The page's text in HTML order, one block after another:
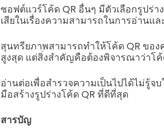
ซอฟต์แวร์โค้ด QR อื่นๆ มีตัวเลือกรูปร่
เสียในเรื่องความสามารถในการอ่านแ
สุนทรียภาพสามารถทำให้โค้ด QR ขอ
สูงสุด แต่สิ่งสำคัญคือต้องพิจารณาว่าโ
อ่านต่อเพื่อสำรวจความเป็นไปได้ไม่รู้จ
มือสร้างรูปร่างโค้ด QR ที่ดีที่สุด
สารบัญ